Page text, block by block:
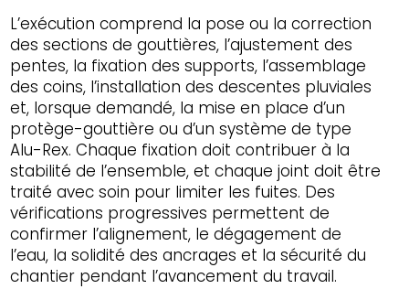
L’exécution comprend la pose ou la correction
des sections de gouttières, l’ajustement des
pentes, la fixation des supports, l’assemblage
des coins, l’installation des descentes pluviales
et, lorsque demandé, la mise en place d’un
protège-gouttière ou d’un système de type
Alu-Rex. Chaque fixation doit contribuer à la
stabilité de l’ensemble, et chaque joint doit être
traité avec soin pour limiter les fuites. Des
vérifications progressives permettent de
confirmer l’alignement, le dégagement de
l’eau, la solidité des ancrages et la sécurité du
chantier pendant l’avancement du travail.